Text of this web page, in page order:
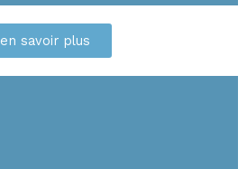
en savoir plus